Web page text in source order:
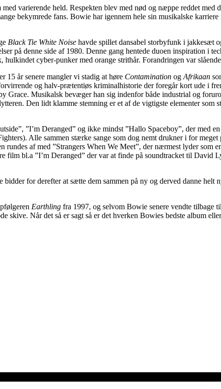
varierende held. Respekten blev med nød og næppe reddet med
bekymrede fans. Bowie har igennem hele sin musikalske
Black Tie White Noise havde spillet dansabel storbyfunk i jakkesæt
på denne side af 1980. Denne gang hentede duoen inspiration i
cyber-punker med orange strithår. Forandringen var
15 år senere mangler vi stadig at høre Contamination og Afrikaan
og halv-prætentiøs kriminalhistorie der foregår kort ude i
Musikalsk bevæger han sig indenfor både industrial og
Den lidt klamme stemning er et af de vigtigste elementer som
”I’m Deranged” og ikke mindst ”Hallo Spaceboy”, der med
Alle sammen stærke sange som dog nemt drukner i for
af med ”Strangers When We Meet”, der nærmest lyder som
bl.a ”I’m Deranged” der var at finde på soundtracket til David
for derefter at sætte dem sammen på ny og derved danne helt
Earthling fra 1997, og selvom Bowie senere vendte tilbage
skive. Når det så er sagt så er det hverken Bowies bedste album